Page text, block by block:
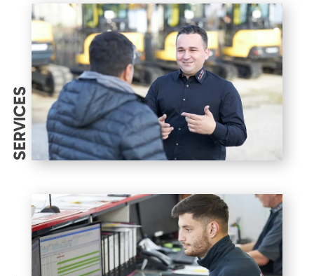
SERVICES